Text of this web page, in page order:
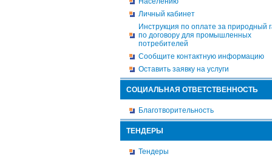
Личный кабинет
Инструкция по оплате за природный
по договору для промышленных
потребителей
Сообщите контактную информацию
Оставить заявку на услуги
СОЦИАЛЬНАЯ ОТВЕТСТВЕННОСТЬ
Благотворительность
ТЕНДЕРЫ
Тендеры